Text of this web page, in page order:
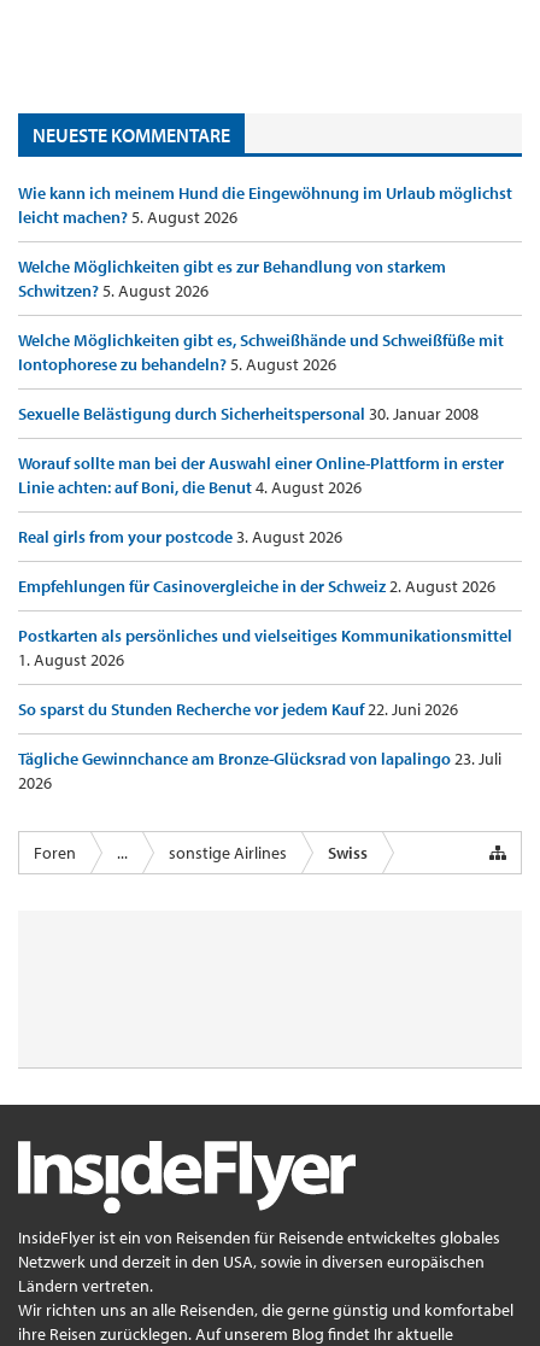
NEUESTE KOMMENTARE
Wie kann ich meinem Hund die Eingewöhnung im Urlaub möglichst
leicht machen?5. August 2026
Welche Möglichkeiten gibt es zur Behandlung von starkem
Schwitzen?5. August 2026
Welche Möglichkeiten gibt es, Schweißhände und Schweißfüße mit
Iontophorese zu behandeln?5. August 2026
Sexuelle Belästigung durch Sicherheitspersonal 30. Januar 2008
Worauf sollte man bei der Auswahl einer Online-Plattform in erster
Linie achten: auf Boni, die Benut4. August 2026
Real girls from your postcode3. August 2026
Empfehlungen für Casinovergleiche in der Schweiz2. August 2026
Postkarten als persönliches und vielseitiges Kommunikationsmittel
1. August 2026
So sparst du Stunden Recherche vor jedem Kauf22. Juni 2026
Tägliche Gewinnchance am Bronze-Glücksrad von lapalingo23. Juli
2026
Foren ... sonstige Airlines Swiss
InsideFlyer ist ein von Reisenden für Reisende entwickeltes globales
Netzwerk und derzeit in den USA, sowie in diversen europäischen
Ländern vertreten.
Wir richten uns an alle Reisenden, die gerne günstig und komfortabel
ihre Reisen zurücklegen. Auf unserem Blog findet Ihr aktuelle